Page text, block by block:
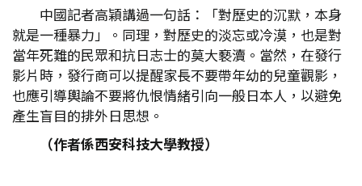
中國記者高穎講過一句話：「對歷史的沉默，本身
就是一種暴力」。同理，對歷史的淡忘或冷漠，也是對
當年死難的民眾和抗日志士的莫大褻瀆。當然，在發行
影片時，發行商可以提醒家長不要帶年幼的兒童觀影，
也應引導輿論不要將仇恨情緒引向一般日本人，以避免
產生盲目的排外日思想。
（作者係西安科技大學教授）